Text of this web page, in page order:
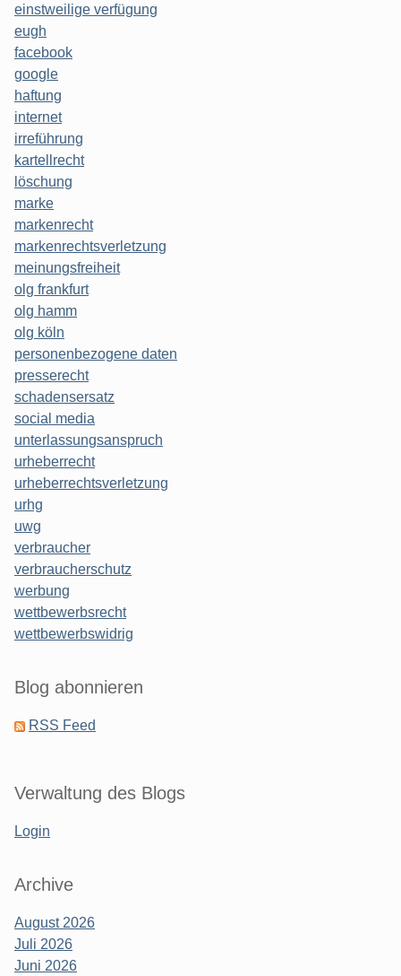
einstweilige verfügung
eugh
facebook
google
haftung
internet
irreführung
kartellrecht
löschung
marke
markenrecht
markenrechtsverletzung
meinungsfreiheit
olg frankfurt
olg hamm
olg köln
personenbezogene daten
presserecht
schadensersatz
social media
unterlassungsanspruch
urheberrecht
urheberrechtsverletzung
urhg
uwg
verbraucher
verbraucherschutz
werbung
wettbewerbsrecht
wettbewerbswidrig
Blog abonnieren
RSS Feed
Verwaltung des Blogs
Login
Archive
August 2026
Juli 2026
Juni 2026